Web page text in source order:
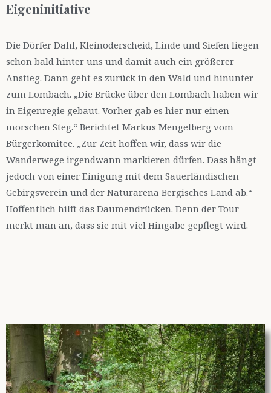
Eigeninitiative
Die Dörfer Dahl, Kleinoderscheid, Linde und Siefen liegen
schon bald hinter uns und damit auch ein größerer
Anstieg. Dann geht es zurück in den Wald und hinunter
zum Lombach. „Die Brücke über den Lombach haben wir
in Eigenregie gebaut. Vorher gab es hier nur einen
morschen Steg.“ Berichtet Markus Mengelberg vom
Bürgerkomitee. „Zur Zeit hoffen wir, dass wir die
Wanderwege irgendwann markieren dürfen. Dass hängt
jedoch von einer Einigung mit dem Sauerländischen
Gebirgsverein und der Naturarena Bergisches Land ab.“
Hoffentlich hilft das Daumendrücken. Denn der Tour
merkt man an, dass sie mit viel Hingabe gepflegt wird.